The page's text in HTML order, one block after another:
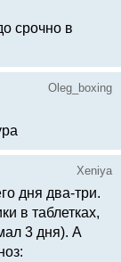
срочно в
Oleg_boxing
Xeniya
дня два-три.
в таблетках,
3 дня). А